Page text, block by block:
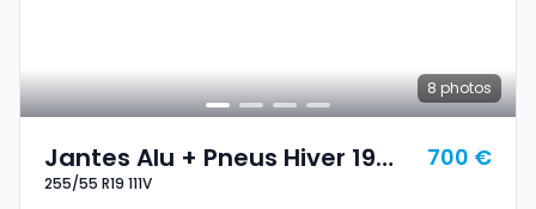
8 photos
Jantes Alu + Pneus Hiver 19
255/55 R19 111V
255/55 R19 111V
700 €